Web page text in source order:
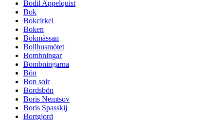
Bodil Appelquist
Bok
Bokcirkel
Boken
Bokmässan
Bollhusmötet
Bombningar
Bombningarna
Bön
Bon soir
Bordsbön
Boris Nemtsov
Boris Spasskij
Bortgjord